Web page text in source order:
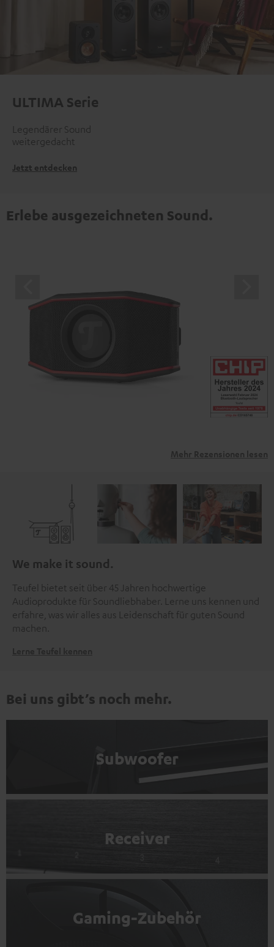
ULTIMA Serie
Legendärer Sound
weitergedacht
Jetzt entdecken
Erlebe ausgezeichneten Sound.
Mehr Rezensionen lesen
We make it sound.
Teufel bietet seit über 45 Jahren hochwertige
Audioprodukte für Soundliebhaber. Lerne uns kennen und
erfahre, was wir alles aus Leidenschaft für guten Sound
machen.
Bei uns gibt’s noch mehr.
Subwoofer
Receiver
Gaming-Zubehör